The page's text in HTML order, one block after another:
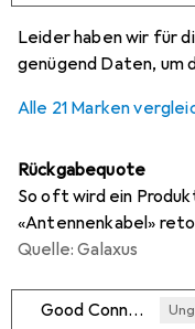
Leider haben wir für
genügend Daten, um
Alle 21 Marken
Rückgabequote
So oft wird ein
«Antennenkabel»
Quelle: Galaxus
Good Connections